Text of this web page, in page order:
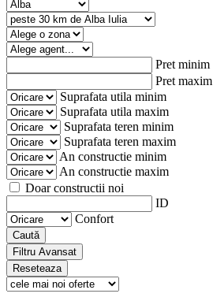
Pret minim
Pret maxim
Suprafata utila minim
Suprafata utila maxim
Suprafata teren minim
Suprafata teren maxim
An constructie minim
An constructie maxim
Doar constructii noi
ID
Confort
Caută
Filtru Avansat
Reseteaza